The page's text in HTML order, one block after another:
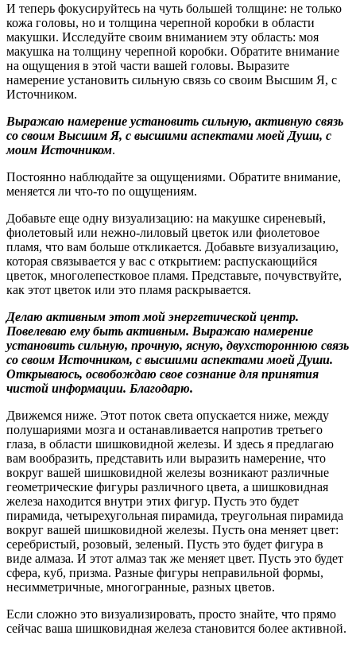
И теперь фокусируйтесь на чуть большей толщине: не только
кожа головы, но и толщина черепной коробки в области
макушки. Исследуйте своим вниманием эту область: моя
макушка на толщину черепной коробки. Обратите внимание
на ощущения в этой части вашей головы. Выразите
намерение установить сильную связь со своим Высшим Я, с
Источником.
Выражаю намерение установить сильную, активную связь
со своим Высшим Я, с высшими аспектами моей Души, с
моим Источником.
Постоянно наблюдайте за ощущениями. Обратите внимание,
меняется ли что-то по ощущениям.
Добавьте еще одну визуализацию: на макушке сиреневый,
фиолетовый или нежно-лиловый цветок или фиолетовое
пламя, что вам больше откликается. Добавьте визуализацию,
которая связывается у вас с открытием: распускающийся
цветок, многолепестковое пламя. Представьте, почувствуйте,
как этот цветок или это пламя раскрывается.
Делаю активным этот мой энергетической центр.
Повелеваю ему быть активным. Выражаю намерение
установить сильную, прочную, ясную, двухстороннюю связь
со своим Источником, с высшими аспектами моей Души.
Открываюсь, освобождаю свое сознание для принятия
чистой информации. Благодарю.
Движемся ниже. Этот поток света опускается ниже, между
полушариями мозга и останавливается напротив третьего
глаза, в области шишковидной железы. И здесь я предлагаю
вам вообразить, представить или выразить намерение, что
вокруг вашей шишковидной железы возникают различные
геометрические фигуры различного цвета, а шишковидная
железа находится внутри этих фигур. Пусть это будет
пирамида, четырехугольная пирамида, треугольная пирамида
вокруг вашей шишковидной железы. Пусть она меняет цвет:
серебристый, розовый, зеленый. Пусть это будет фигура в
виде алмаза. И этот алмаз так же меняет цвет. Пусть это будет
сфера, куб, призма. Разные фигуры неправильной формы,
несимметричные, многогранные, разных цветов.
Если сложно это визуализировать, просто знайте, что прямо
сейчас ваша шишковидная железа становится более активной.